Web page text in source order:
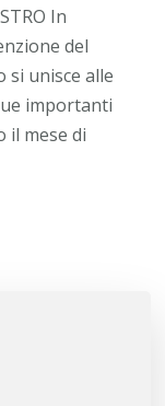
In
del
si unisce alle
importanti
il mese di